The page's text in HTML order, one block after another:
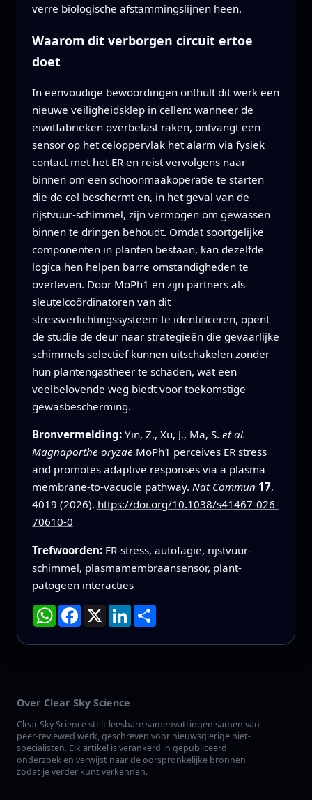
verre biologische afstammingslijnen heen.
Waarom dit verborgen circuit ertoe
doet
In eenvoudige bewoordingen onthult dit werk een
nieuwe veiligheidsklep in cellen: wanneer de
eiwitfabrieken overbelast raken, ontvangt een
sensor op het celoppervlak het alarm via fysiek
contact met het ER en reist vervolgens naar
binnen om een schoonmaakoperatie te starten
die de cel beschermt en, in het geval van de
rijstvuur‑schimmel, zijn vermogen om gewassen
binnen te dringen behoudt. Omdat soortgelijke
componenten in planten bestaan, kan dezelfde
logica hen helpen barre omstandigheden te
overleven. Door MoPh1 en zijn partners als
sleutelcoördinatoren van dit
stressverlichtingssysteem te identificeren, opent
de studie de deur naar strategieën die gevaarlijke
schimmels selectief kunnen uitschakelen zonder
hun plantengastheer te schaden, wat een
veelbelovende weg biedt voor toekomstige
gewasbescherming.
Bronvermelding: Yin, Z., Xu, J., Ma, S. et al.
Magnaporthe oryzae MoPh1 perceives ER stress
and promotes adaptive responses via a plasma
membrane-to-vacuole pathway. Nat Commun 17,
4019 (2026). https://doi.org/10.1038/s41467-026-
70610-0
Trefwoorden: ER-stress, autofagie, rijstvuur-
schimmel, plasmamembraansensor, plant-
patogeen interacties
WhatsApp
Facebook
X LinkedIn
Deel
Over Clear Sky Science
Clear Sky Science stelt leesbare samenvattingen samen van
peer-reviewed werk, geschreven voor nieuwsgierige niet-
specialisten. Elk artikel is verankerd in gepubliceerd
onderzoek en verwijst naar de oorspronkelijke bronnen
zodat je verder kunt verkennen.